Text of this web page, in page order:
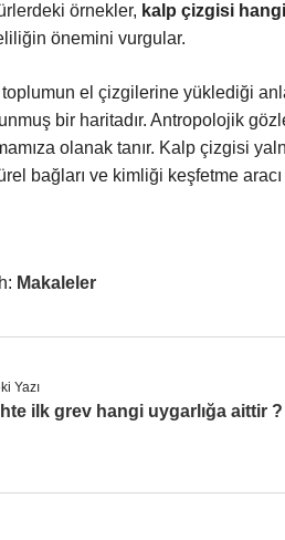
örnekler, kalp çizgisi
önemini vurgular.
toplumun el çizgilerine yüklediği
bir haritadır. Antropolojik
olanak tanır. Kalp çizgisi
bağları ve kimliği keşfetme
Makaleler
Yazı
ilk grev hangi uygarlığa aittir ?